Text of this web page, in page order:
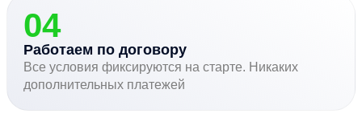
04
Работаем по договору
Все условия фиксируются на старте. Никаких
дополнительных платежей